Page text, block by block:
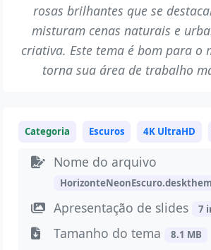
rosas brilhantes que se
misturam cenas naturais e
criativa. Este tema é bom para o
torna sua área de trabalho
Categoria Escuros 4K UltraHD
Nome do arquivo
Apresentação de slides 7
Tamanho do tema 8.1 MB